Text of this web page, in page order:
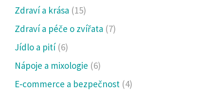
Zdraví a krása (15)
Zdraví a péče o zvířata (7)
Jídlo a pití (6)
Nápoje a mixologie (6)
E‑commerce a bezpečnost (4)